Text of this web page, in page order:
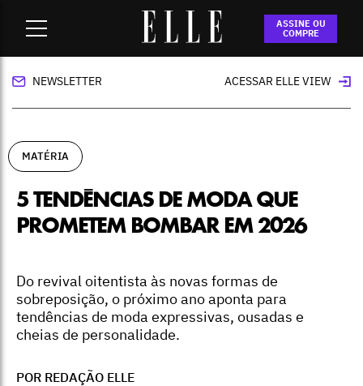
ASSINE OU
COMPRE
5 tendências de moda que prometem
bombar em 2026
NEWSLETTER ACESSAR ELLE VIEW
MATÉRIA
5 TENDÊNCIAS DE MODA QUE
PROMETEM BOMBAR EM 2026
Do revival oitentista às novas formas de
sobreposição, o próximo ano aponta para
tendências de moda expressivas, ousadas e
cheias de personalidade.
POR REDAÇÃO ELLE